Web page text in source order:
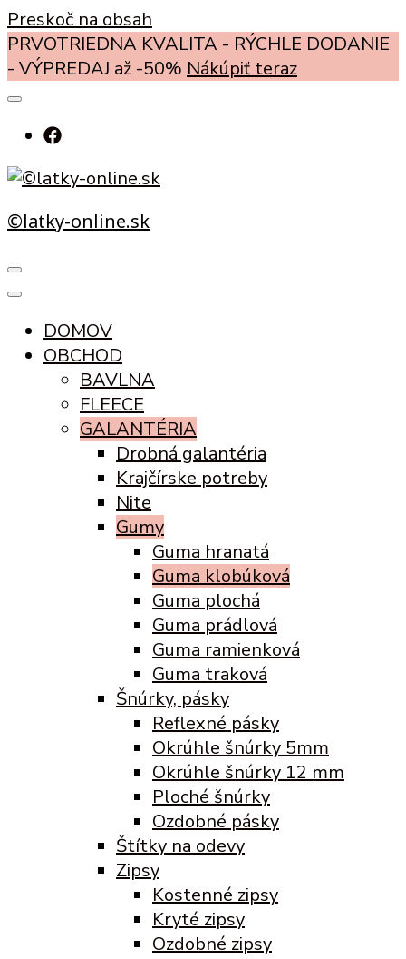
Preskoč na obsah
PRVOTRIEDNA KVALITA - RÝCHLE DODANIE
- VÝPREDAJ až -50% Nákúpiť teraz
©latky-online.sk
DOMOV
OBCHOD
BAVLNA
FLEECE
GALANTÉRIA
Drobná galantéria
Krajčírske potreby
Nite
Gumy
Guma hranatá
Guma klobúková
Guma plochá
Guma prádlová
Guma ramienková
Guma traková
Šnúrky, pásky
Reflexné pásky
Okrúhle šnúrky 5mm
Okrúhle šnúrky 12 mm
Ploché šnúrky
Ozdobné pásky
Štítky na odevy
Zipsy
Kostenné zipsy
Kryté zipsy
Ozdobné zipsy